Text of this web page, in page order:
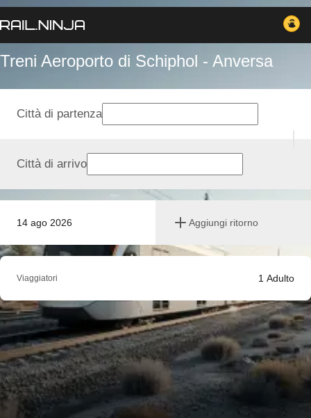
Treni Aeroporto di Schiphol - Anversa
14 ago 2026 Aggiungi ritorno
Città di partenza
Città di arrivo
Viaggiatori 1 Adulto